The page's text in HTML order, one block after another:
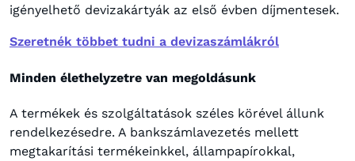
igényelhető devizakártyák az első évben díjmentesek.
Szeretnék többet tudni a devizaszámlákról
Minden élethelyzetre van megoldásunk
A termékek és szolgáltatások széles körével állunk
rendelkezésedre. A bankszámlavezetés mellett
megtakarítási termékeinkkel, állampapírokkal,